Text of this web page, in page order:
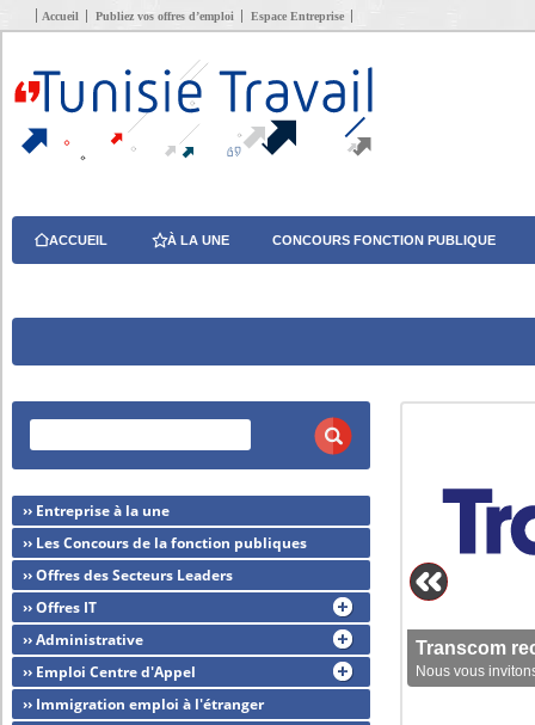
Accueil Publiez vos offres d’emploi Espace Entreprise
ACCUEIL À LA UNE CONCOURS FONCTION PUBLIQUE
Transcom
Nous vous
›› Entreprise à la une
›› Les Concours de la fonction publiques
›› Offres des Secteurs Leaders
›› Offres IT
›› Administrative
›› Emploi Centre d'Appel
›› Immigration emploi à l'étranger